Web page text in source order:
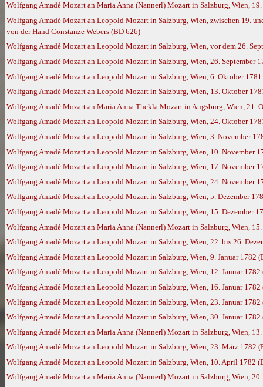
Wolfgang Amadé Mozart an Maria Anna (Nannerl) Mozart in Salzburg, Wien,
Wolfgang Amadé Mozart an Leopold Mozart in Salzburg, Wien, zwischen 19.
von der Hand Constanze Webers (BD 626)
Wolfgang Amadé Mozart an Leopold Mozart in Salzburg, Wien, vor dem 26.
Wolfgang Amadé Mozart an Leopold Mozart in Salzburg, Wien, 26. September
Wolfgang Amadé Mozart an Leopold Mozart in Salzburg, Wien, 6. Oktober
Wolfgang Amadé Mozart an Leopold Mozart in Salzburg, Wien, 13. Oktober
Wolfgang Amadé Mozart an Maria Anna Thekla Mozart in Augsburg, Wien, 21.
Wolfgang Amadé Mozart an Leopold Mozart in Salzburg, Wien, 24. Oktober
Wolfgang Amadé Mozart an Leopold Mozart in Salzburg, Wien, 3. November
Wolfgang Amadé Mozart an Leopold Mozart in Salzburg, Wien, 10. November
Wolfgang Amadé Mozart an Leopold Mozart in Salzburg, Wien, 17. November
Wolfgang Amadé Mozart an Leopold Mozart in Salzburg, Wien, 24. November
Wolfgang Amadé Mozart an Leopold Mozart in Salzburg, Wien, 5. Dezember
Wolfgang Amadé Mozart an Leopold Mozart in Salzburg, Wien, 15. Dezember
Wolfgang Amadé Mozart an Maria Anna (Nannerl) Mozart in Salzburg, Wien,
Wolfgang Amadé Mozart an Leopold Mozart in Salzburg, Wien, 22. bis 26.
Wolfgang Amadé Mozart an Leopold Mozart in Salzburg, Wien, 9. Januar 1782
Wolfgang Amadé Mozart an Leopold Mozart in Salzburg, Wien, 12. Januar 1782
Wolfgang Amadé Mozart an Leopold Mozart in Salzburg, Wien, 16. Januar 1782
Wolfgang Amadé Mozart an Leopold Mozart in Salzburg, Wien, 23. Januar 1782
Wolfgang Amadé Mozart an Leopold Mozart in Salzburg, Wien, 30. Januar 1782
Wolfgang Amadé Mozart an Maria Anna (Nannerl) Mozart in Salzburg, Wien,
Wolfgang Amadé Mozart an Leopold Mozart in Salzburg, Wien, 23. März 1782
Wolfgang Amadé Mozart an Leopold Mozart in Salzburg, Wien, 10. April 1782
Wolfgang Amadé Mozart an Maria Anna (Nannerl) Mozart in Salzburg, Wien,